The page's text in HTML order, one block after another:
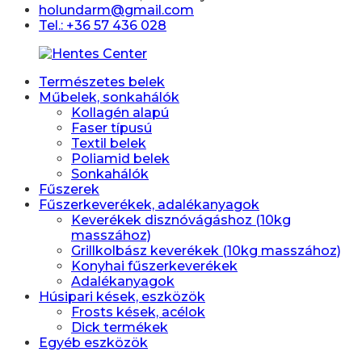
holundarm@gmail.com
Tel.: +36 57 436 028
Természetes belek
Műbelek, sonkahálók
Kollagén alapú
Faser típusú
Textil belek
Poliamid belek
Sonkahálók
Fűszerek
Fűszerkeverékek, adalékanyagok
Keverékek disznóvágáshoz (10kg
masszához)
Grillkolbász keverékek (10kg masszához)
Konyhai fűszerkeverékek
Adalékanyagok
Húsipari kések, eszközök
Frosts kések, acélok
Dick termékek
Egyéb eszközök